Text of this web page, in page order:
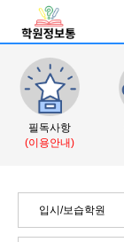
필독사항
(이용안내)
입시/보습학원